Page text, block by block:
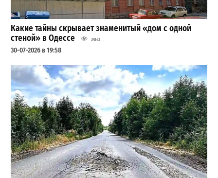
Какие тайны скрывает знаменитый «дом с одной
стеной» в Одессе
34143
30-07-2026 в 19:58